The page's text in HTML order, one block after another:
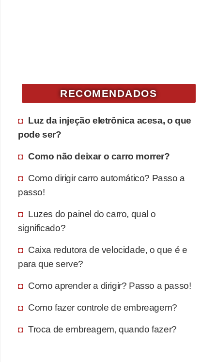
RECOMENDADOS
Luz da injeção eletrônica acesa, o que
pode ser?
Como não deixar o carro morrer?
Como dirigir carro automático? Passo a
passo!
Luzes do painel do carro, qual o
significado?
Caixa redutora de velocidade, o que é e
para que serve?
Como aprender a dirigir? Passo a passo!
Como fazer controle de embreagem?
Troca de embreagem, quando fazer?